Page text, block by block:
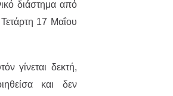
διάστημα από
17 Μαΐου
γίνεται δεκτή,
και δεν